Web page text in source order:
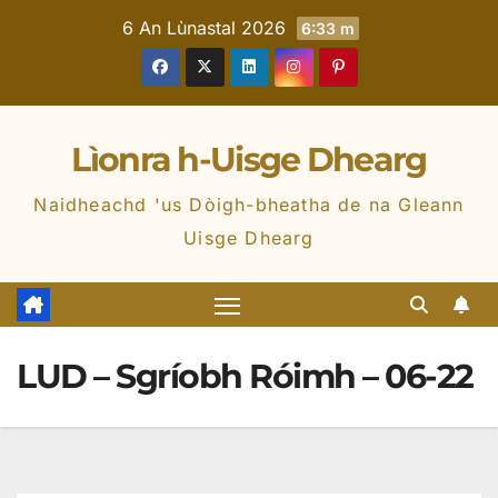
6 An Lùnastal 2026 6:33 m
Lìonra h-Uisge Dhearg
Naidheachd 'us Dòigh-bheatha de na Gleann
Uisge Dhearg
LUD – Sgríobh Róimh – 06-22